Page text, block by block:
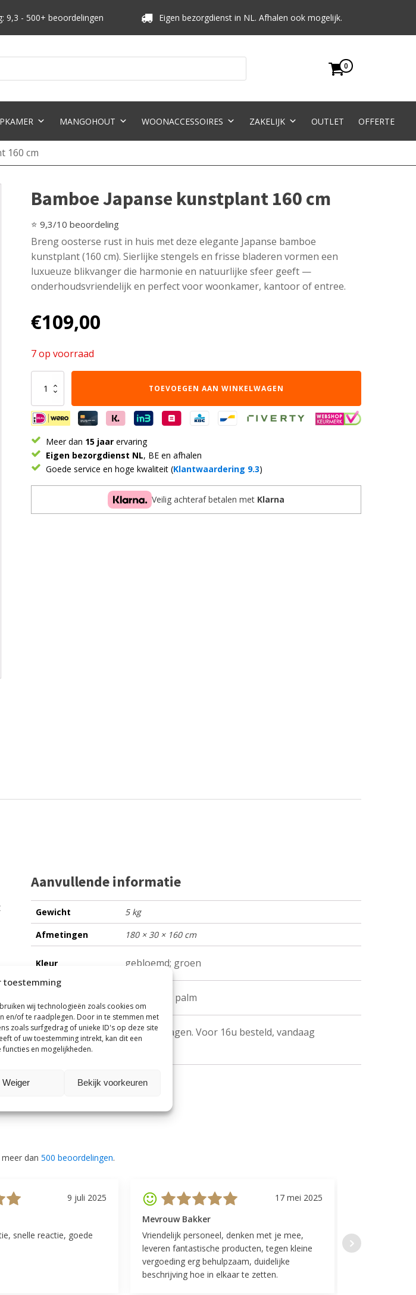
toestemming
wij technologieën zoals cookies om
en/of te raadplegen. Door in te stemmen met
zoals surfgedrag of unieke ID's op deze site
of uw toestemming intrekt, kan dit een
en mogelijkheden.
Weiger Bekijk voorkeuren
9,3 - 500+ beoordelingen Eigen bezorgdienst in NL. Afhalen ook mogelijk.
0
MANGOHOUT WOONACCESSOIRES ZAKELIJK OUTLET OFFERTE
160 cm
Bamboe Japanse kunstplant 160 cm
⭐ 9,3/10 beoordeling
Breng oosterse rust in huis met deze elegante Japanse bamboe
kunstplant (160 cm). Sierlijke stengels en frisse bladeren vormen een
luxueuze blikvanger die harmonie en natuurlijke sfeer geeft —
onderhoudsvriendelijk en perfect voor woonkamer, kantoor of entree.
€109,00
7 op voorraad
Japanse
kunstplant
160
cm
aantal
TOEVOEGEN AAN WINKELWAGEN
Meer dan 15 jaar ervaring
Eigen bezorgdienst NL, BE en afhalen
Goede service en hoge kwaliteit (Klantwaardering 9.3)
Veilig achteraf betalen met Klarna
Aanvullende informatie
Gewicht
5 kg
Afmetingen
180 × 30 × 160 cm
Kleur gebloemd; groen
bamboe-1; palm
Delivery
Timeframe
1-2 werkdagen. Voor 16u besteld, vandaag
dan 500 beoordelingen.
9 juli 2025
snelle reactie, goede
17 mei 2025
Mevrouw Bakker
Vriendelijk personeel, denken met je mee,
leveren fantastische producten, tegen kleine
vergoeding erg behulpzaam, duidelijke
beschrijving hoe in elkaar te zetten.
Top geregeld!
indelingen die